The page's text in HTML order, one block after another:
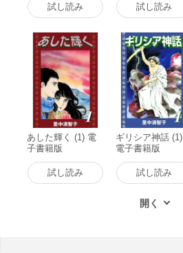
試し読み 試し読み
あした輝く (1) 電
子書籍版
試し読み
ギリシア神話 (1)
電子書籍版
試し読み